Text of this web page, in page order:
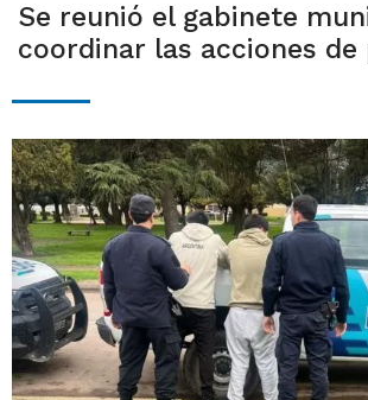
Se reunió el gabinete
coordinar las acciones de